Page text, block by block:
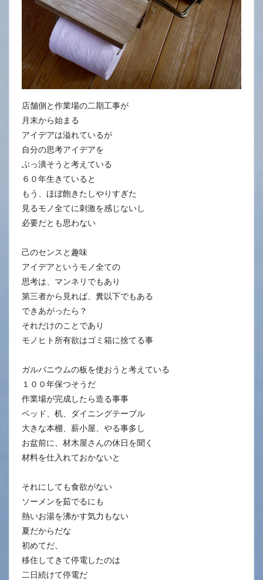
店舗側と作業場の二期工事が
月末から始まる
アイデアは溢れているが
自分の思考アイデアを
ぶっ潰そうと考えている
６０年生きていると
もう、ほぼ飽きたしやりすぎた
見るモノ全てに刺激を感じないし
必要だとも思わない
己のセンスと趣味
アイデアというモノ全ての
思考は、マンネリでもあり
第三者から見れば、糞以下でもある
できあがったら？
それだけのことであり
モノヒト所有欲はゴミ箱に捨てる事
ガルバニウムの板を使おうと考えている
１００年保つそうだ
作業場が完成したら造る事事
ベッド、机、ダイニングテーブル
大きな本棚、薪小屋、やる事多し
お盆前に、材木屋さんの休日を聞く
材料を仕入れておかないと
それにしても食欲がない
ソーメンを茹でるにも
熱いお湯を沸かす気力もない
夏だからだな
初めてだ、
移住してきて停電したのは
二日続けて停電だ